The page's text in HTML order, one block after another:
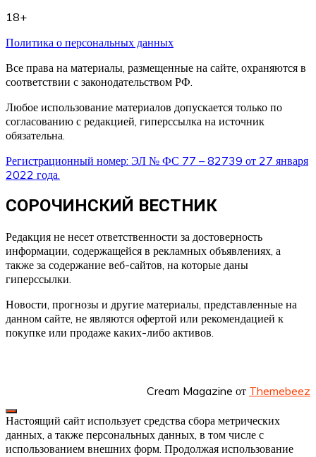
18+
Политика о персональных данных
Все права на материалы, размещенные на сайте, охраняются в
соответствии с законодательством РФ.
Любое использование материалов допускается только по
согласованию с редакцией, гиперссылка на источник
обязательна.
Регистрационный номер: ЭЛ № ФС 77 – 82739 от 27 января
2022 года.
СОРОЧИНСКИЙ ВЕСТНИК
Редакция не несет ответственности за достоверность
информации, содержащейся в рекламных объявлениях, а
также за содержание веб-сайтов, на которые даны
гиперссылки.
Новости, прогнозы и другие материалы, представленные на
данном сайте, не являются офертой или рекомендацией к
покупке или продаже каких-либо активов.
Cream Magazine от Themebeez
Настоящий сайт использует средства сбора метрических
данных, а также персональных данных, в том числе с
использованием внешних форм. Продолжая использование